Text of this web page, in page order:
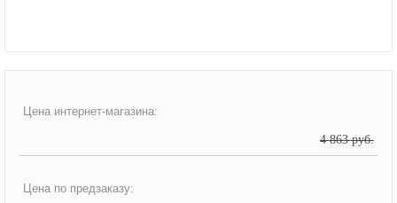
Цена интернет-магазина:
4 863 руб.
Цена по предзаказу: